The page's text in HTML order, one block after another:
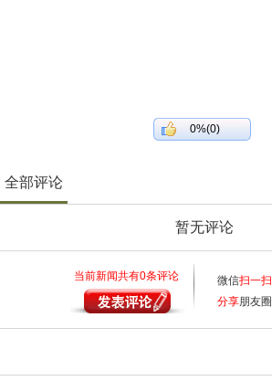
0%(0)
全部评论
暂无评论
当前新闻共有0条评论 微信扫一扫
分享朋友圈